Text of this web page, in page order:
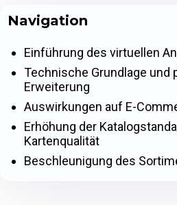
Navigation
Einführung des virtuellen
Technische Grundlage und
Erweiterung
Auswirkungen auf E-
Erhöhung der
Kartenqualität
Beschleunigung des